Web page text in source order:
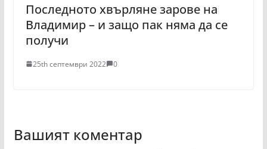
Последното хвърляне зарове на
Владимир – и защо пак няма да се
получи
25th септември 2022 0
Вашият коментар